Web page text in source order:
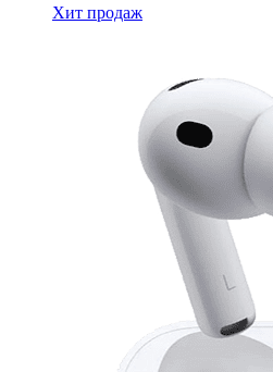
Хит продаж